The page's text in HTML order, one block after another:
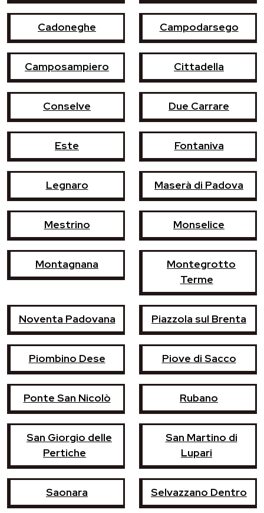
Cadoneghe Campodarsego
Camposampiero Cittadella
Conselve Due Carrare
Este Fontaniva
Legnaro Maserà di Padova
Mestrino Monselice
Montagnana
Montegrotto
Terme
Noventa Padovana Piazzola sul Brenta
Piombino Dese Piove di Sacco
Ponte San Nicolò Rubano
San Giorgio delle
Pertiche
San Martino di
Lupari
Saonara Selvazzano Dentro